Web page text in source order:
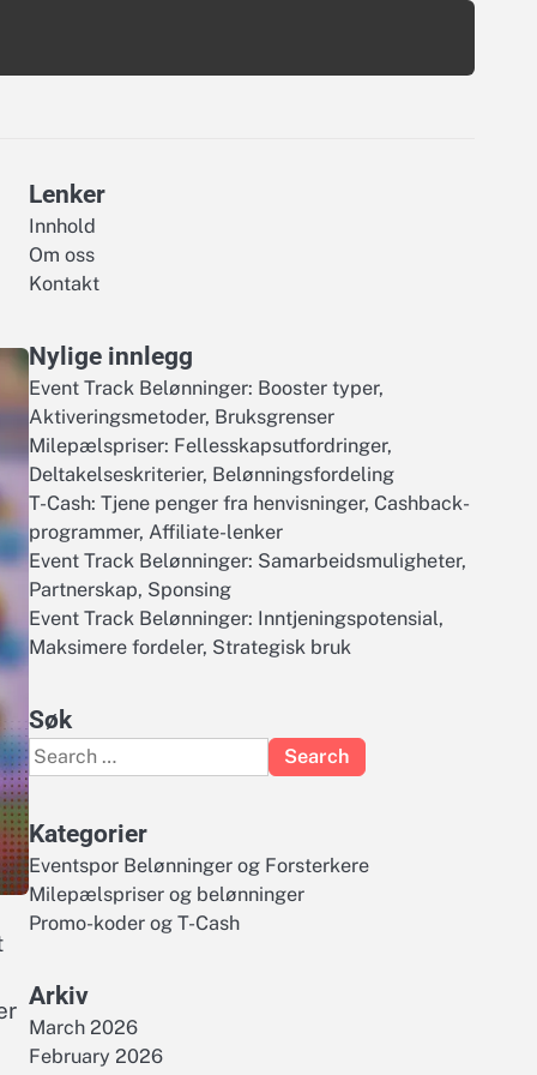
Lenker
Innhold
Om oss
Kontakt
Nylige innlegg
Event Track Belønninger: Booster typer,
Aktiveringsmetoder, Bruksgrenser
Milepælspriser: Fellesskapsutfordringer,
Deltakelseskriterier, Belønningsfordeling
T-Cash: Tjene penger fra henvisninger, Cashback-
programmer, Affiliate-lenker
Event Track Belønninger: Samarbeidsmuligheter,
Partnerskap, Sponsing
Event Track Belønninger: Inntjeningspotensial,
Maksimere fordeler, Strategisk bruk
Søk
Search
for:
Kategorier
Eventspor Belønninger og Forsterkere
Milepælspriser og belønninger
Promo-koder og T-Cash
Arkiv
March 2026
February 2026